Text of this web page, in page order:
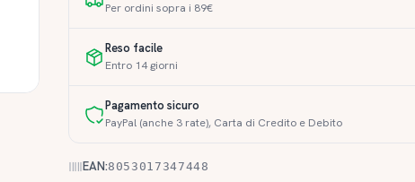
Per ordini sopra i 89€
Reso facile
Entro 14 giorni
Pagamento sicuro
PayPal (anche 3 rate), Carta di Credito e Debito
EAN:8053017347448